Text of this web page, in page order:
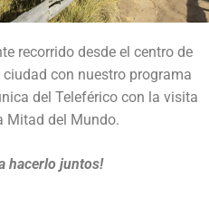
recorrido desde el centro de
con nuestro programa
del Teleférico con la visita
Mitad del Mundo.
hacerlo juntos!